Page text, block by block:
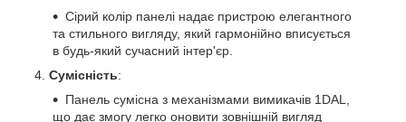
Сірий колір панелі надає пристрою елегантного
та стильного вигляду, який гармонійно вписується
в будь-який сучасний інтер'єр.
Сумісність:
Панель сумісна з механізмами вимикачів 1DAL,
що дає змогу легко оновити зовнішній вигляд